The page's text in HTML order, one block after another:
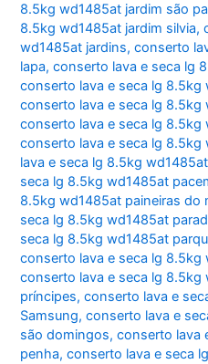
8.5kg wd1485at jardim são
8.5kg wd1485at jardim silvia,
wd1485at jardins,conserto
lapa,conserto lava e seca lg
conserto lava e seca lg
conserto lava e seca lg 8.5kg
conserto lava e seca lg 8.5kg
conserto lava e seca lg 8.5kg
lava e seca lg 8.5kg
seca lg 8.5kg wd1485at
8.5kg wd1485at paineiras do
seca lg 8.5kg wd1485at
seca lg 8.5kg wd1485at
conserto lava e seca lg 8.5kg
conserto lava e seca lg 8.5kg
príncipes,conserto lava e
Samsung,conserto lava e
são domingos,conserto lava
penha,conserto lava e seca